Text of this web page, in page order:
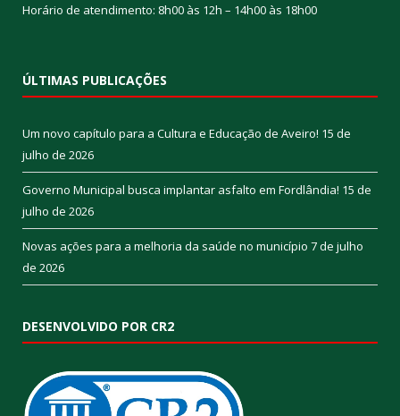
Horário de atendimento: 8h00 às 12h – 14h00 às 18h00
ÚLTIMAS PUBLICAÇÕES
Um novo capítulo para a Cultura e Educação de Aveiro! 15 de
julho de 2026
Governo Municipal busca implantar asfalto em Fordlândia! 15 de
julho de 2026
Novas ações para a melhoria da saúde no município 7 de julho
de 2026
DESENVOLVIDO POR CR2